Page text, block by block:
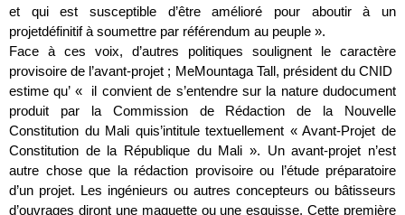
et qui est susceptible d’être amélioré pour aboutir à un
projetdéfinitif à soumettre par référendum au peuple ».
Face à ces voix, d’autres politiques soulignent le caractère
provisoire de l’avant-projet ; MeMountaga Tall, président du CNID
estime qu’ « il convient de s’entendre sur la nature dudocument
produit par la Commission de Rédaction de la Nouvelle
Constitution du Mali quis’intitule textuellement « Avant-Projet de
Constitution de la République du Mali ». Un avant-projet n’est
autre chose que la rédaction provisoire ou l’étude préparatoire
d’un projet. Les ingénieurs ou autres concepteurs ou bâtisseurs
d’ouvrages diront une maquette ou une esquisse. Cette première